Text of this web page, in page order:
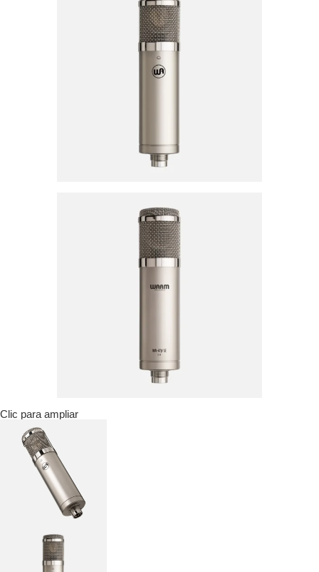
Clic para ampliar